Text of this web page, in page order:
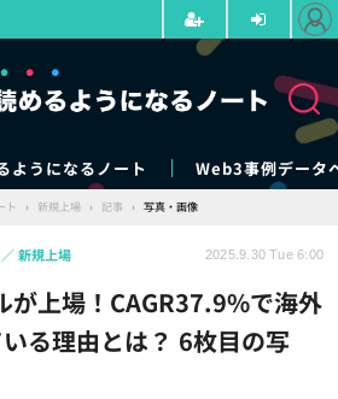
ようになるノート Web3事例データ
ト › 新規上場 › 記事 › 写真・画像
が上場！CAGR37.9%で海外
る理由とは？ 6枚目の写
新規上場 2025.9.30 Tue 6:00